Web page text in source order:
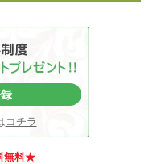
コチラ
無料★